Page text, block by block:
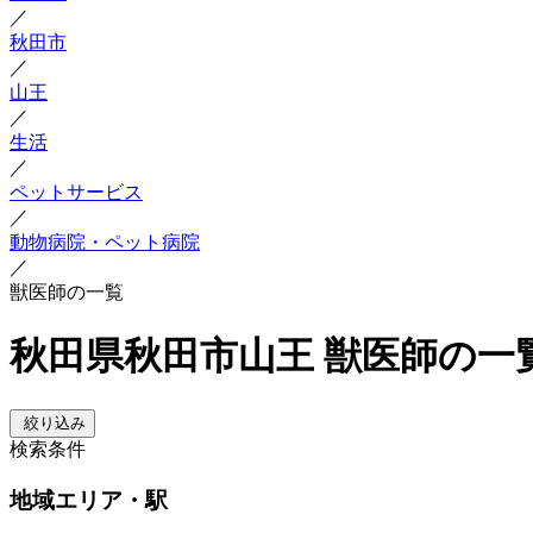
／
秋田市
／
山王
／
生活
／
ペットサービス
／
動物病院・ペット病院
／
獣医師の一覧
秋田県秋田市山王 獣医師の一
絞り込み
検索条件
地域エリア・駅